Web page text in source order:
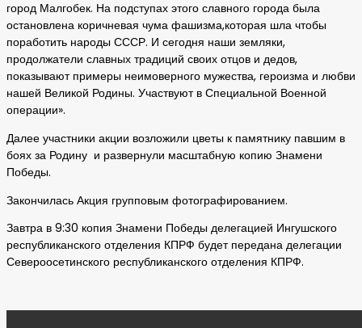
город Малгобек. На подступах этого славного города была
остановлена коричневая чума фашизма,которая шла чтобы
поработить народы СССР. И сегодня наши земляки,
продолжатели славных традиций своих отцов и дедов,
показывают примеры неимоверного мужества, героизма и любви
нашей Великой Родины. Участвуют в Специальной Военной
операции».
Далее участники акции возложили цветы к памятнику павшим в
боях за Родину и развернули масштабную копию Знамени
Победы.
Закончилась Акция групповым фотографированием.
Завтра в 9:30 копия Знамени Победы делегацией Ингушского
республиканского отделения КПРФ будет передана делегации
Североосетинского республиканского отделения КПРФ.